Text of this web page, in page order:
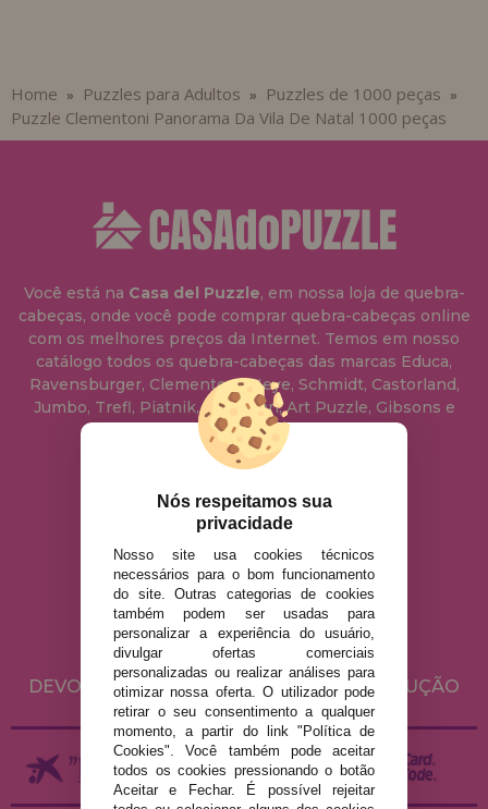
Home » Puzzles para Adultos » Puzzles de 1000 peças »
Puzzle Clementoni Panorama Da Vila De Natal 1000 peças
Você está na Casa del Puzzle, em nossa loja de quebra-
cabeças, onde você pode comprar quebra-cabeças online
com os melhores preços da Internet. Temos em nosso
catálogo todos os quebra-cabeças das marcas Educa,
Ravensburger, Clementoni, Heye, Schmidt, Castorland,
Jumbo, Trefl, Piatnik, Anatolian, Art Puzzle, Gibsons e
muito mais.
info@casadopuzzle.pt
AVISO LEGAL
POLÍTICA DE PRIVACIDADE
POLÍTICA DE COOKIES
ENVIO E DEVOLUÇÕES
DEVOLUÇÕES / DIREITO DE LIVRE RESOLUÇÃO
Nós respeitamos sua
privacidade
Nosso site usa cookies técnicos
necessários para o bom funcionamento
do site. Outras categorias de cookies
também podem ser usadas para
personalizar a experiência do usuário,
divulgar ofertas comerciais
personalizadas ou realizar análises para
otimizar nossa oferta. O utilizador pode
retirar o seu consentimento a qualquer
momento, a partir do link "Política de
Cookies". Você também pode aceitar
todos os cookies pressionando o botão
Aceitar e Fechar. É possível rejeitar